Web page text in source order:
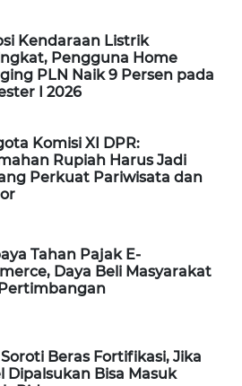
Kendaraan Listrik
Pengguna Home
PLN Naik 9 Persen pada
I 2026
Komisi XI DPR:
Rupiah Harus Jadi
Perkuat Pariwisata dan
Tahan Pajak E-
Daya Beli Masyarakat
Beras Fortifikasi, Jika
Dipalsukan Bisa Masuk